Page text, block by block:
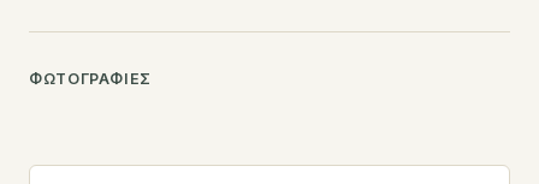
ΦΩΤΟΓΡΑΦΊΕΣ